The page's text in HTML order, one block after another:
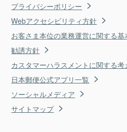
プライバシーポリシー
Webアクセシビリティ方針
お客さま本位の業務運営に関する基
勧誘方針
カスタマーハラスメントに関する考
日本郵便公式アプリ一覧
ソーシャルメディア
サイトマップ